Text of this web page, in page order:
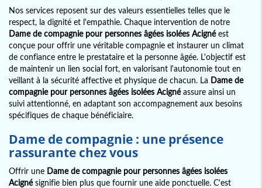
Nos services reposent sur des valeurs essentielles telles que le
respect, la dignité et l'empathie. Chaque intervention de notre
Dame de compagnie pour personnes âgées isolées Acignéest
conçue pour offrir une véritable compagnie et instaurer un climat
de confiance entre le prestataire et la personne âgée. L'objectif est
de maintenir un lien social fort, en valorisant l'autonomie tout en
veillant à la sécurité affective et physique de chacun. La Dame de
compagnie pour personnes âgées isolées Acignéassure ainsi un
suivi attentionné, en adaptant son accompagnement aux besoins
spécifiques de chaque bénéficiaire.
Dame de compagnie : une présence
rassurante chez vous
Offrir une Dame de compagnie pour personnes âgées isolées
Acignésignifie bien plus que fournir une aide ponctuelle. C'est